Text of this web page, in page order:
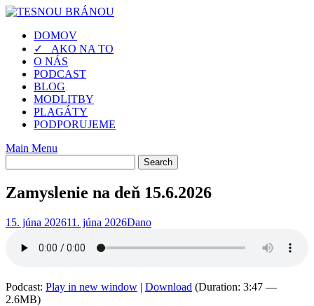
Skip
contentDOMOV
✓ AKO NA TO
O NÁS
PODCAST
BLOG
MODLITBY
PLAGÁTY
PODPORUJEME
Main Menu
Zamyslenie na deň 15.6.2026
15. júna 202611. júna 2026Dano
Podcast: Play in new window | Download (Duration: 3:47 —
2.6MB)